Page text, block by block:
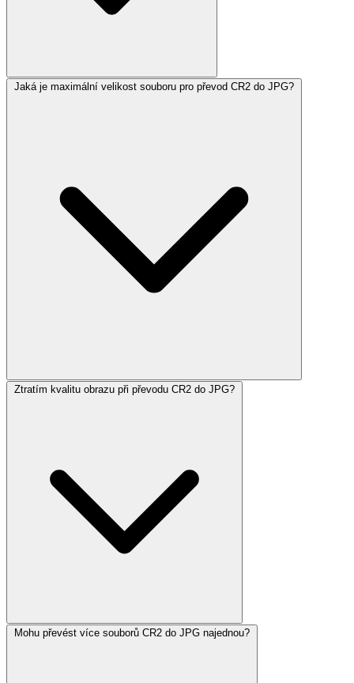
Jaká je maximální velikost souboru pro převod CR2 do JPG?
Ztratím kvalitu obrazu při převodu CR2 do JPG?
Mohu převést více souborů CR2 do JPG najednou?